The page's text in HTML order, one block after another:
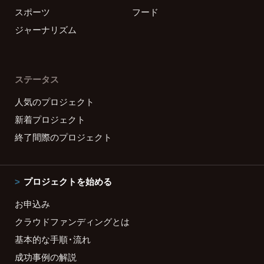
スポーツ
フード
ジャーナリズム
ステータス
人気のプロジェクト
新着プロジェクト
終了間際のプロジェクト
プロジェクトを始める
お申込み
クラウドファンディングとは
基本的な手順・流れ
成功事例の解説